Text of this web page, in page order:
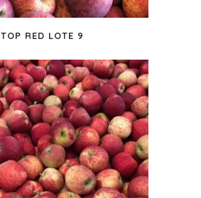
TOP RED LOTE 9